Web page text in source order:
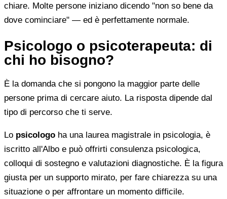
chiare. Molte persone iniziano dicendo "non so bene da
dove cominciare" — ed è perfettamente normale.
Psicologo o psicoterapeuta: di
chi ho bisogno?
È la domanda che si pongono la maggior parte delle
persone prima di cercare aiuto. La risposta dipende dal
tipo di percorso che ti serve.
Lo psicologo ha una laurea magistrale in psicologia, è
iscritto all'Albo e può offrirti consulenza psicologica,
colloqui di sostegno e valutazioni diagnostiche. È la figura
giusta per un supporto mirato, per fare chiarezza su una
situazione o per affrontare un momento difficile.